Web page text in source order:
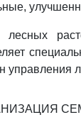
лесных
управления